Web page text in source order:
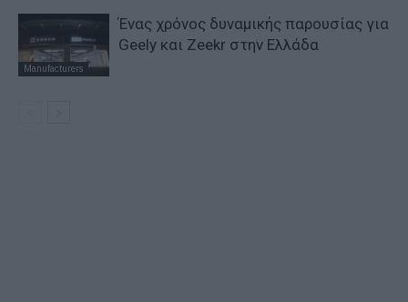
Manufacturers
Ένας χρόνος δυναμικής παρουσίας για
Geely και Zeekr στην Ελλάδα